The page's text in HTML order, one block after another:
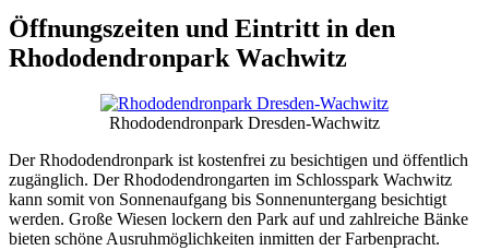
Öffnungszeiten und Eintritt in den
Rhododendronpark Wachwitz
Rhododendronpark Dresden-Wachwitz
Der Rhododendronpark ist kostenfrei zu besichtigen und öffentlich
zugänglich. Der Rhododendrongarten im Schlosspark Wachwitz
kann somit von Sonnenaufgang bis Sonnenuntergang besichtigt
werden. Große Wiesen lockern den Park auf und zahlreiche Bänke
bieten schöne Ausruhmöglichkeiten inmitten der Farbenpracht.